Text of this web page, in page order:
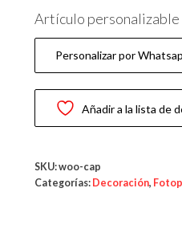
original
era:
25,00 €.
precio
es:
20,00 €.
Artículo personalizable
Personalizar por
Añadir a la lista de
SKU:woo-cap
Categorías: Decoración,